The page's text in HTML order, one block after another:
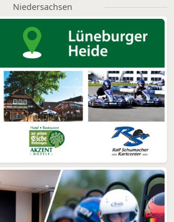
Niedersachsen